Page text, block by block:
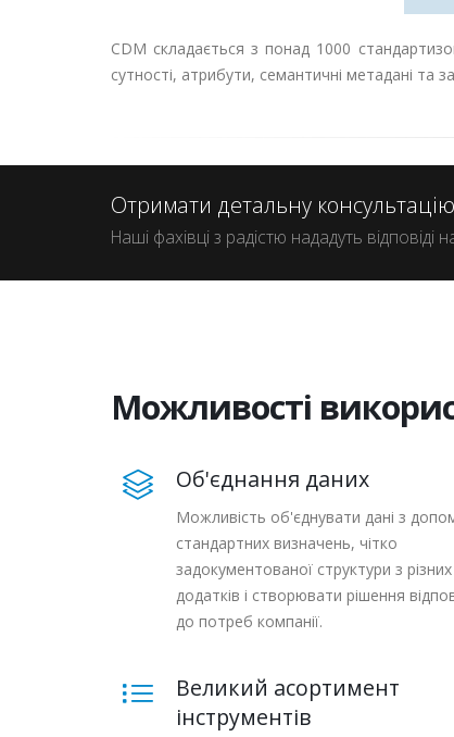
CDM складається з понад 1000
сутності, атрибути, семантичні метадані та
Отримати детальну консультацію
Наші фахівці з радістю нададуть відповіді
Можливості
Об'єднання даних
Можливість об'єднувати дані з
стандартних визначень, чітко
задокументованої структури з різних
додатків і створювати рішення
до потреб компанії.
Великий асортимент
інструментів